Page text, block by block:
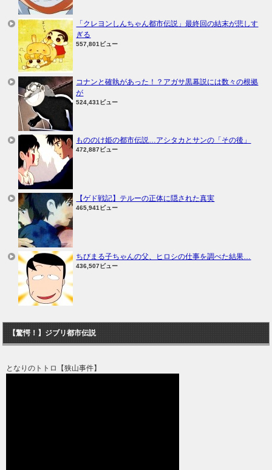
「クレヨンしんちゃん都市伝説」最終回の結末が悲しす
ぎる
557,801ビュー
コナンと確執があった！？アガサ黒幕説には数々の根拠
が
524,431ビュー
もののけ姫の都市伝説…アシタカとサンの「その後」
472,887ビュー
【ゲド戦記】テルーの正体に隠された真実
465,941ビュー
ちびまる子ちゃんの父、ヒロシの仕事を調べた結果…
436,507ビュー
【驚愕！】ジブリ都市伝説
となりのトトロ【狭山事件】